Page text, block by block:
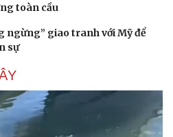
Cửa sổ tình yêu
Kể chuyện cho bé
Hạt giống tâm hồn
toàn cầu
ngừng” giao tranh với Mỹ để
sự